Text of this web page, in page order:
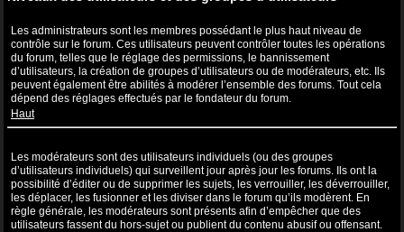
Les administrateurs sont les membres possédant le plus haut niveau de
contrôle sur le forum. Ces utilisateurs peuvent contrôler toutes les opérations
du forum, telles que le réglage des permissions, le bannissement
d’utilisateurs, la création de groupes d’utilisateurs ou de modérateurs, etc. Ils
peuvent également être abilités à modérer l’ensemble des forums. Tout cela
dépend des réglages effectués par le fondateur du forum.
Haut
Les modérateurs sont des utilisateurs individuels (ou des groupes
d’utilisateurs individuels) qui surveillent jour après jour les forums. Ils ont la
possibilité d’éditer ou de supprimer les sujets, les verrouiller, les déverrouiller,
les déplacer, les fusionner et les diviser dans le forum qu’ils modèrent. En
règle générale, les modérateurs sont présents afin d’empêcher que des
utilisateurs fassent du hors-sujet ou publient du contenu abusif ou offensant.